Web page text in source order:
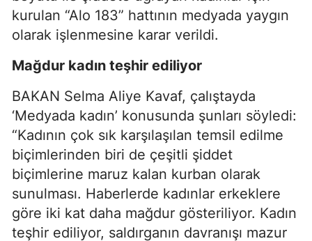
kurulan “Alo 183” hattının medyada yaygın
olarak işlenmesine karar verildi.
Mağdur kadın teşhir ediliyor
BAKAN Selma Aliye Kavaf, çalıştayda
‘Medyada kadın’ konusunda şunları söyledi:
“Kadının çok sık karşılaşılan temsil edilme
biçimlerinden biri de çeşitli şiddet
biçimlerine maruz kalan kurban olarak
sunulması. Haberlerde kadınlar erkeklere
göre iki kat daha mağdur gösteriliyor. Kadın
teşhir ediliyor, saldırganın davranışı mazur